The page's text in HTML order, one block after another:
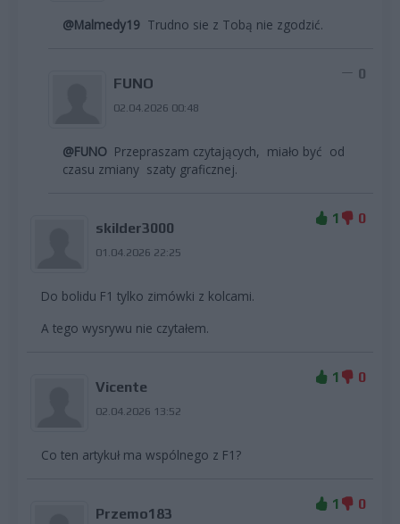
@Malmedy19 Trudno sie z Tobą nie zgodzić.
FUNO
02.04.2026 00:48
0
@FUNO Przepraszam czytających, miało być od
czasu zmiany szaty graficznej.
skilder3000
01.04.2026 22:25
1 0
Do bolidu F1 tylko zimówki z kolcami.
A tego wysrywu nie czytałem.
Vicente
02.04.2026 13:52
1 0
Co ten artykuł ma wspólnego z F1?
Przemo183
1 0